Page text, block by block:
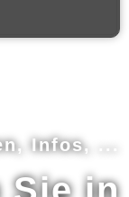
Infos, ...